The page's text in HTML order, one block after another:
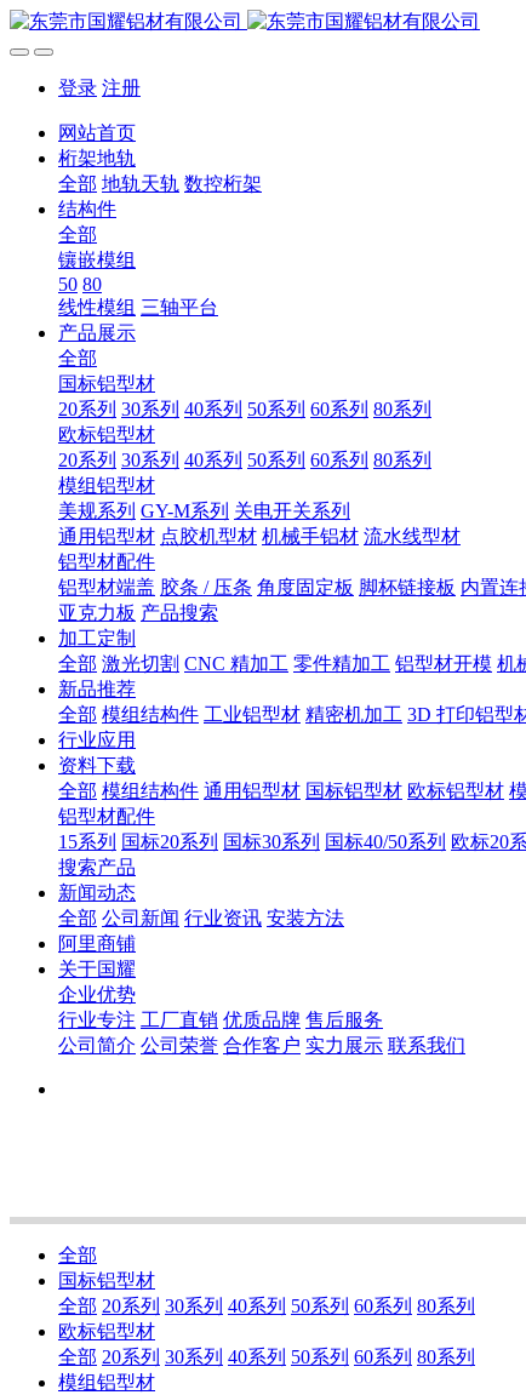
登录 注册
网站首页
桁架地轨
全部 地轨天轨 数控桁架
结构件
全部
镶嵌模组
50 80
线性模组 三轴平台
产品展示
全部
国标铝型材
20系列 30系列 40系列 50系列 60系列 80系列
欧标铝型材
20系列 30系列 40系列 50系列 60系列 80系列
模组铝型材
美规系列 GY-M系列 关电开关系列
通用铝型材 点胶机型材 机械手铝材 流水线型材
铝型材配件
铝型材端盖 胶条 / 压条 角度固定板 脚杯链接板 内置连
亚克力板 产品搜索
加工定制
全部 激光切割 CNC 精加工 零件精加工 铝型材开模 机
新品推荐
全部 模组结构件 工业铝型材 精密机加工 3D 打印铝型
行业应用
资料下载
全部 模组结构件 通用铝型材 国标铝型材 欧标铝型材
铝型材配件
15系列 国标20系列 国标30系列 国标40/50系列 欧标20
搜索产品
新闻动态
全部 公司新闻 行业资讯 安装方法
阿里商铺
关于国耀
企业优势
行业专注 工厂直销 优质品牌 售后服务
公司简介 公司荣誉 合作客户 实力展示 联系我们
全部
国标铝型材
全部 20系列 30系列 40系列 50系列 60系列 80系列
欧标铝型材
全部 20系列 30系列 40系列 50系列 60系列 80系列
模组铝型材